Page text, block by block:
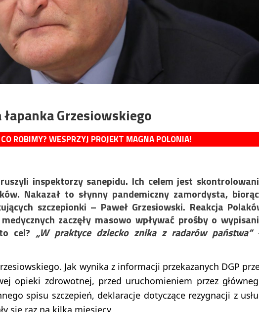
Grzesiowskiego
ROBIMY? WESPRZYJ PROJEKT MAGNA POLONIA!
inspektorzy sanepidu. Ich celem jest
Nakazał to słynny pandemiczny zamordysta,
szczepionki – Paweł Grzesiowski. Reakcja
zaczęły masowo wpływać prośby o
cel? „W praktyce dziecko znika z radarów państwa”
Jak wynika z informacji przekazanych DGP
opieki zdrowotnej, przed uruchomieniem przez
spisu szczepień, deklaracje dotyczące rezygnacji z
się raz na kilka miesięcy.